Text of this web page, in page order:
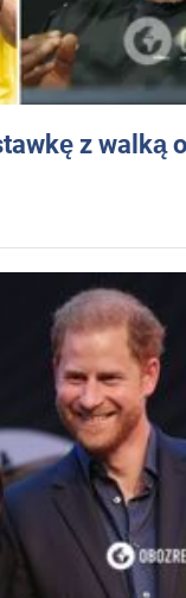
z walką